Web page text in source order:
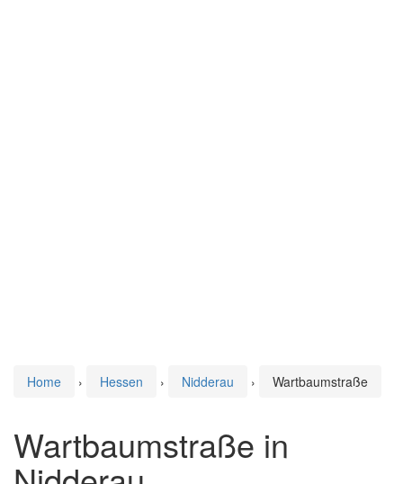
Home › Hessen › Nidderau › Wartbaumstraße
Wartbaumstraße in